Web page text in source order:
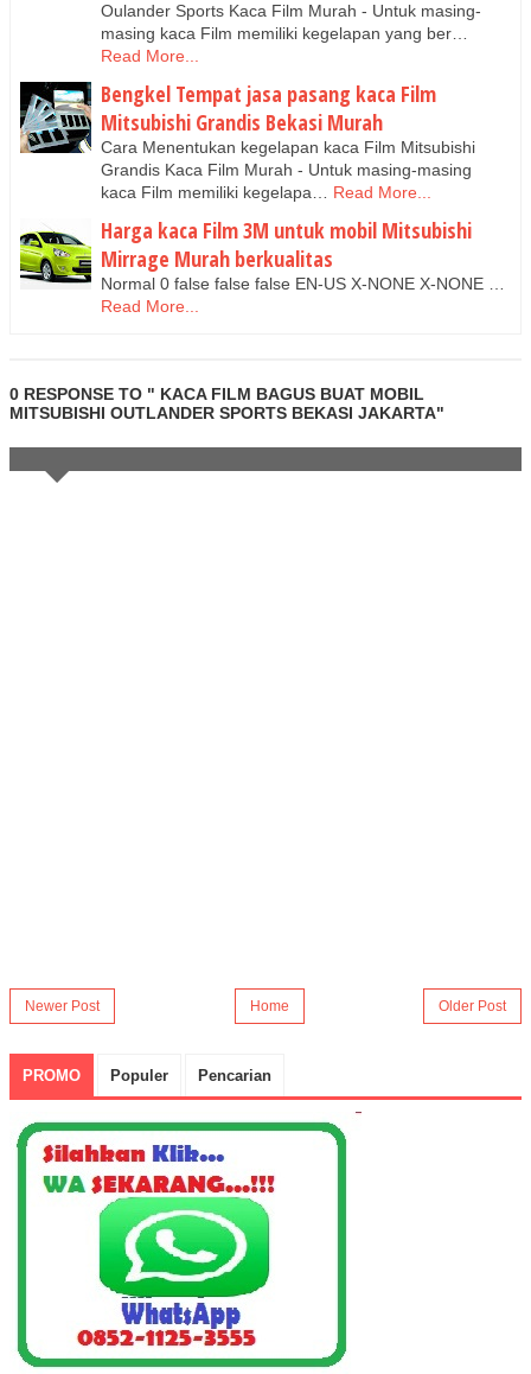
Oulander Sports Kaca Film Murah - Untuk masing-
masing kaca Film memiliki kegelapan yang ber…
Read More...
Bengkel Tempat jasa pasang kaca Film
Mitsubishi Grandis Bekasi Murah
Cara Menentukan kegelapan kaca Film Mitsubishi
Grandis Kaca Film Murah - Untuk masing-masing
kaca Film memiliki kegelapa… Read More...
Harga kaca Film 3M untuk mobil Mitsubishi
Mirrage Murah berkualitas
Normal 0 false false false EN-US X-NONE X-NONE …
Read More...
0 RESPONSE TO " KACA FILM BAGUS BUAT MOBIL
MITSUBISHI OUTLANDER SPORTS BEKASI JAKARTA"
Newer Post Older Post
Home
PROMO Populer Pencarian